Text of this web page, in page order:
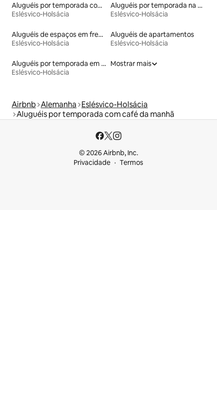
Aluguéis por temporada com cama de altura acessível
Eslésvico-Holsácia
Aluguéis por temporada na orla
Eslésvico-Holsácia
Aluguéis de espaços em frente à praia
Eslésvico-Holsácia
Aluguéis de apartamentos
Eslésvico-Holsácia
Aluguéis por temporada em hotéis-fazenda
Eslésvico-Holsácia
Mostrar mais
Airbnb Alemanha Eslésvico-Holsácia
Aluguéis por temporada com café da manhã
© 2026 Airbnb, Inc.
Privacidade
Termos